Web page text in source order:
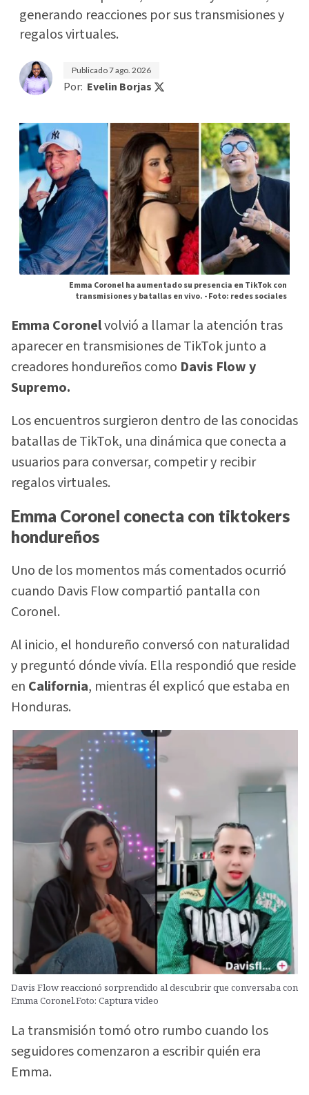
generando reacciones por sus transmisiones y
regalos virtuales.
Publicado7 ago. 2026
Por: Evelin Borjas
Emma Coronel ha aumentado su presencia en TikTok con
transmisiones y batallas en vivo. -Foto: redes sociales
Emma Coronelvolvió a llamar la atención tras
aparecer en transmisiones de TikTok junto a
creadores hondureños como Davis Flow y
Supremo.
Los encuentros surgieron dentro de las conocidas
batallas de TikTok, una dinámica que conecta a
usuarios para conversar, competir y recibir
regalos virtuales.
Emma Coronel conecta con tiktokers
hondureños
Uno de los momentos más comentados ocurrió
cuando Davis Flow compartió pantalla con
Coronel.
Al inicio, el hondureño conversó con naturalidad
y preguntó dónde vivía. Ella respondió que reside
en California, mientras él explicó que estaba en
Honduras.
Davis Flow reaccionó sorprendido al descubrir que conversaba con
Emma Coronel.Foto: Captura video
La transmisión tomó otro rumbo cuando los
seguidores comenzaron a escribir quién era
Emma.